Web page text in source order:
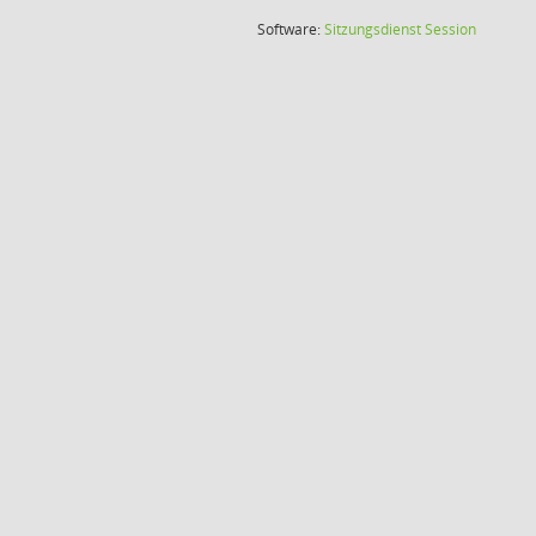
Software:SitzungsdienstSession(Wird in